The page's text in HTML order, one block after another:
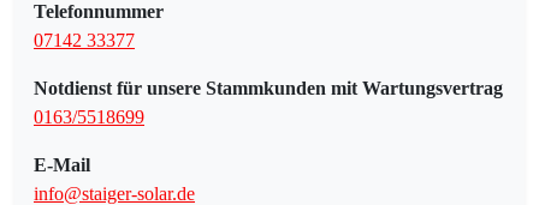
Telefonnummer
07142 33377
Notdienst für unsere Stammkunden mit Wartungsvertrag
0163/5518699
E-Mail
info@staiger-solar.de